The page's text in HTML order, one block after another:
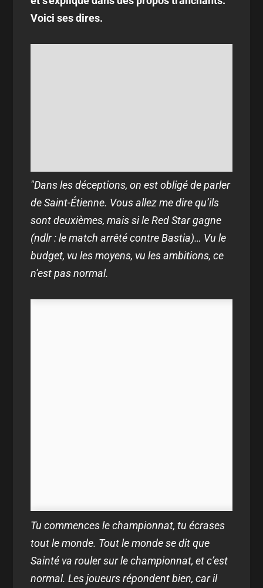
Voici ses dires.
"Dans les déceptions, on est obligé de parler
de Saint-Étienne. Vous allez me dire qu’ils
sont deuxièmes, mais si le Red Star gagne
(ndlr : le match arrêté contre Bastia)… Vu le
budget, vu les moyens, vu les ambitions, ce
n’est pas normal.
Tu commences le championnat, tu écrases
tout le monde. Tout le monde se dit que
Sainté va rouler sur le championnat, et c’est
normal. Les joueurs répondent bien, car il